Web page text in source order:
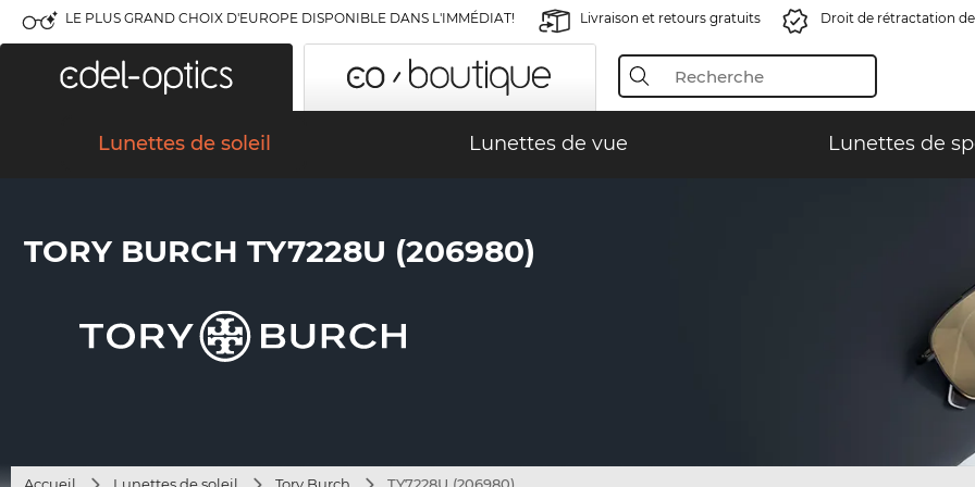
LE PLUS GRAND CHOIX D'EUROPE DISPONIBLE DANS L'IMMÉDIAT! Livraison et retours gratuits Droit de rétractation
Lunettes de soleil Lunettes de vue Lunettes de
TORY BURCH TY7228U (206980)